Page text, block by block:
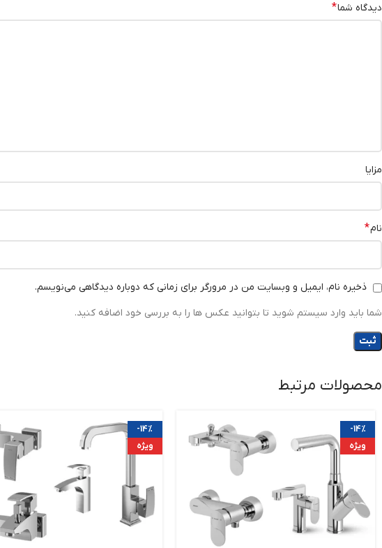
دیدگاه شما*
مزایا
نام*
ذخیره نام، ایمیل و وبسایت من در مرورگر برای زمانی که دوباره دیدگاهی می‌نویسم.
شما باید وارد سیستم شوید تا بتوانید عکس ها را به بررسی خود اضافه کنید.
محصولات مرتبط
-14%
ویژه
-14%
ویژه